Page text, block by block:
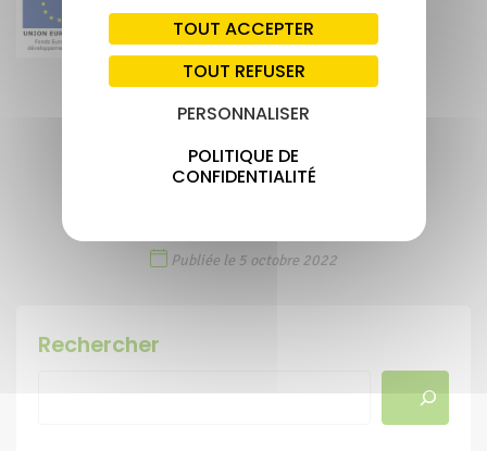
TOUT ACCEPTER
TOUT REFUSER
PERSONNALISER
POLITIQUE DE
CONFIDENTIALITÉ
Publiée le 5 octobre 2022
Rechercher